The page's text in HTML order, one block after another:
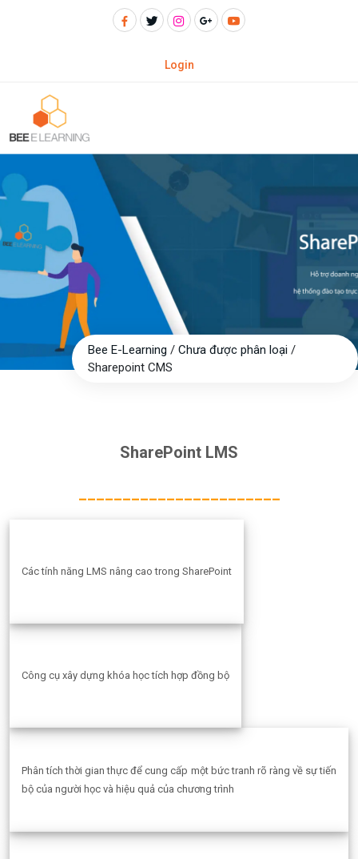
Login
Bee E-Learning / Chưa được phân loại /
Sharepoint CMS
SharePoint LMS
_______________________
Các tính năng LMS nâng cao trong SharePoint
Công cụ xây dựng khóa học tích hợp đồng bộ
Phân tích thời gian thực để cung cấp một bức tranh rõ ràng về sự tiến
bộ của người học và hiệu quả của chương trình